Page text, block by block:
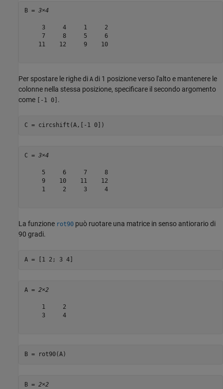
B = 3×4
     3     4     1     2
     7     8     5     6
    11    12     9    10
Per spostare le righe di A di 1 posizione verso l'alto e mantenere le
colonne nella stessa posizione, specificare il secondo argomento
come [-1 0] .
C = circshift(A,[-1 0])
C = 3×4
     5     6     7     8
     9    10    11    12
     1     2     3     4
La funzione rot90 può ruotare una matrice in senso antiorario di
90 gradi.
A = [1 2; 3 4]
A = 2×2
     1     2
     3     4
B = rot90(A)
B = 2×2